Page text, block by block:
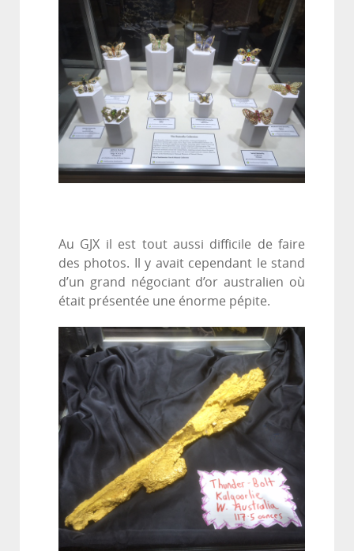
Au GJX il est tout aussi difficile de faire
des photos. Il y avait cependant le stand
d’un grand négociant d’or australien où
était présentée une énorme pépite.